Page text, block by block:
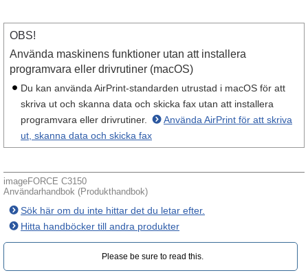
OBS!
Använda maskinens funktioner utan att installera
programvara eller drivrutiner (macOS)
Du kan använda AirPrint-standarden utrustad i macOS för att
skriva ut och skanna data och skicka fax utan att installera
programvara eller drivrutiner.
Använda AirPrint för att skriva
ut, skanna data och skicka fax
imageFORCE C3150
Användarhandbok (Produkthandbok)
Sök här om du inte hittar det du letar efter.
Hitta handböcker till andra produkter
Please be sure to read this.‎